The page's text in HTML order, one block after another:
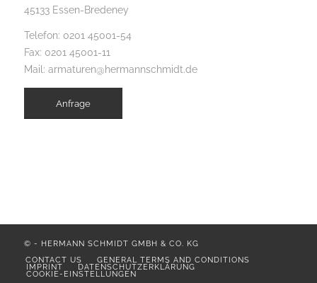
45133 Essen-Bredeney
Telefon: 0201 45001-54
Fax: 0201 45001-11
Mail: armaturen@hermannschmidt.de
Anfrage
© - HERMANN SCHMIDT GMBH & CO. KG
CONTACT US
GENERAL TERMS AND CONDITIONS
IMPRINT DATENSCHUTZERKLÄRUNG
COOKIE-EINSTELLUNGEN